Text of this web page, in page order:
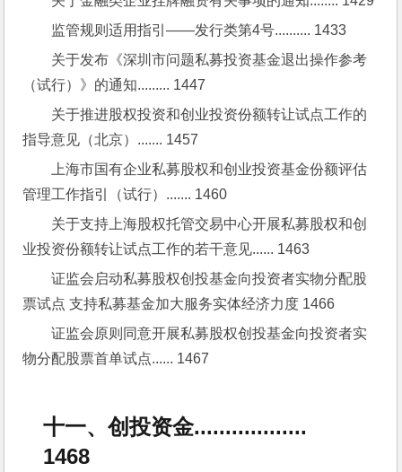
监管规则适用指引——发行类第4号.......... 1433
关于发布《深圳市问题私募投资基金退出操作参考
（试行）》的通知......... 1447
关于推进股权投资和创业投资份额转让试点工作的
指导意见（北京）....... 1457
上海市国有企业私募股权和创业投资基金份额评估
管理工作指引（试行）....... 1460
关于支持上海股权托管交易中心开展私募股权和创
业投资份额转让试点工作的若干意见...... 1463
证监会启动私募股权创投基金向投资者实物分配股
票试点 支持私募基金加大服务实体经济力度 1466
证监会原则同意开展私募股权创投基金向投资者实
物分配股票首单试点...... 1467
十一、创投资金..................
1468